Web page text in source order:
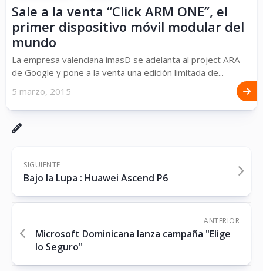
Sale a la venta “Click ARM ONE”, el
primer dispositivo móvil modular del
mundo
La empresa valenciana imasD se adelanta al project ARA
de Google y pone a la venta una edición limitada de...
5 marzo, 2015
SIGUIENTE
Bajo la Lupa : Huawei Ascend P6
ANTERIOR
Microsoft Dominicana lanza campaña "Elige
lo Seguro"